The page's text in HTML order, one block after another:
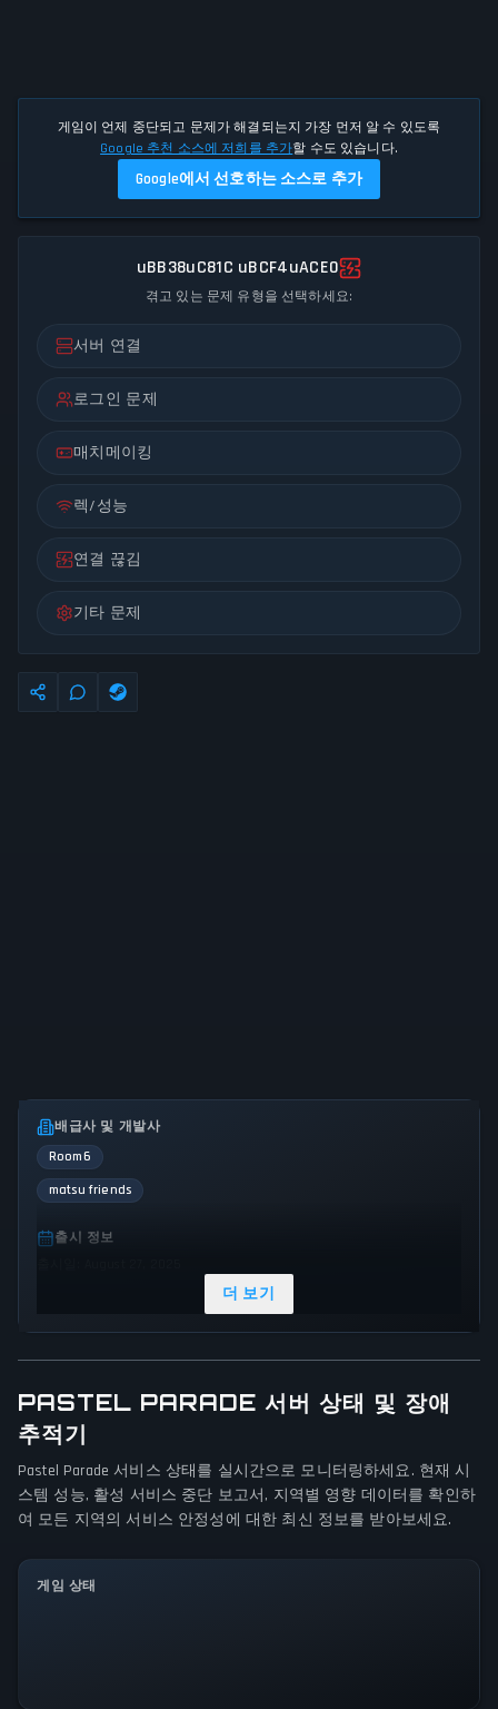
게임이 언제 중단되고 문제가 해결되는지 가장 먼저 알 수 있도록
Google 추천 소스에 저희를 추가할 수도 있습니다.
Google에서 선호하는 소스로 추가
uBB38uC81C uBCF4uACE0
겪고 있는 문제 유형을 선택하세요:
서버 연결
로그인 문제
매치메이킹
렉/성능
연결 끊김
기타 문제
배급사 및 개발사
Room6
matsu friends
출시 정보
게임 시점
Side view
플랫폼
Linux
PC (Microsoft Windows) Mac
Single player
더 보기
PASTEL PARADE 서버 상태 및 장애
추적기
Pastel Parade 서비스 상태를 실시간으로 모니터링하세요. 현재 시
스템 성능, 활성 서비스 중단 보고서, 지역별 영향 데이터를 확인하
여 모든 지역의 서비스 안정성에 대한 최신 정보를 받아보세요.
게임 상태